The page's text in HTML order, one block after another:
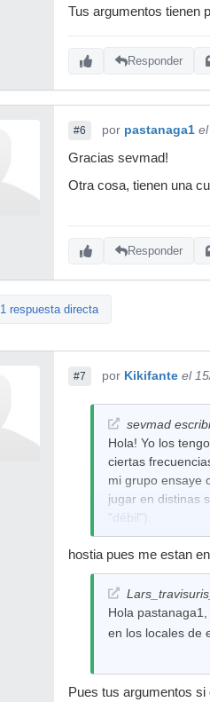
Tus argumentos tienen
Responder
#6 por pastanaga1
Gracias sevmad!
Otra cosa, tienen una
Responder
1 respuesta directa
#7 por Kikifante el
sevmad
Hola! Yo los
ciertas
mi grupo ensaye
jugar en distinas
"débil").
Salva
hostia pues me estan
Hola
en los locales de
Pues tus argumentos si